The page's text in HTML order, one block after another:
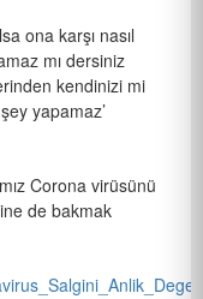
ona karşı nasıl
mı dersiniz
kendinizi mi
yapamaz’
Corona virüsünü
de bakmak